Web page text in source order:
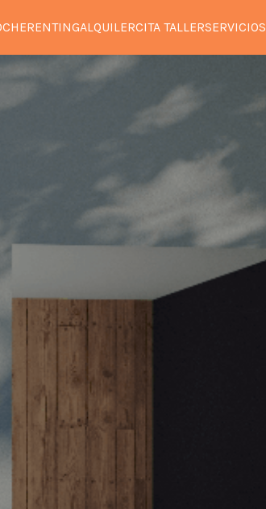
RENTINGALQUILERCITA TALLERSERVICIOS